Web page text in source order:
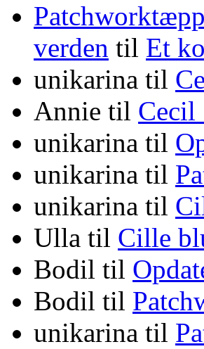
verden til Et
unikarina til
Annie til
unikarina til
unikarina til
unikarina til
Ulla til Cille
Bodil til
Bodil til
unikarina til